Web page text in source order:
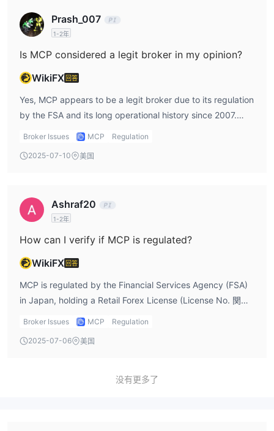
major decisions.
Prash_007
1-2年
Is MCP considered a legit broker in my opinion?
WikiFX 回答
Yes, MCP appears to be a legit broker due to its regulation
by the FSA and its long operational history since 2007.
From my experience, any broker with this level of
However, it’s essential to acknowledge that despite being
review, I would check MCP review before logging into
MCP login to ensure it matches my investment goals.
Broker Issues MCP Regulation
2025-07-10 美国
Ashraf20
1-2年
How can I verify if MCP is regulated?
WikiFX 回答
MCP is regulated by the Financial Services Agency (FSA)
in Japan, holding a Retail Forex License (License No. 関東
財務局長（金商）第490号). This regulation assures that
providing an added layer of safety for investors. From my
a reliable option for those looking for a secure investment
Broker Issues MCP Regulation
2025-07-06 美国
没有更多了